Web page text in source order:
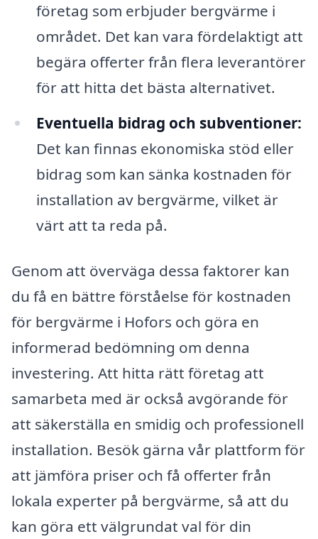
företag som erbjuder bergvärme i
området. Det kan vara fördelaktigt att
begära offerter från flera leverantörer
för att hitta det bästa alternativet.
Eventuella bidrag och subventioner:
Det kan finnas ekonomiska stöd eller
bidrag som kan sänka kostnaden för
installation av bergvärme, vilket är
värt att ta reda på.
Genom att överväga dessa faktorer kan
du få en bättre förståelse för kostnaden
för bergvärme i Hofors och göra en
informerad bedömning om denna
investering. Att hitta rätt företag att
samarbeta med är också avgörande för
att säkerställa en smidig och professionell
installation. Besök gärna vår plattform för
att jämföra priser och få offerter från
lokala experter på bergvärme, så att du
kan göra ett välgrundat val för din